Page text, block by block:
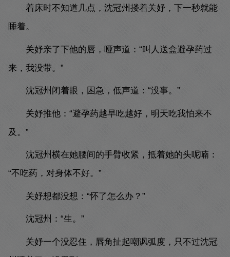
着床时不知道几点，沈冠州搂着关妤，下一秒就能
睡着。
关妤亲了下他的唇，哑声道：“叫人送盒避孕药过
来，我没带。”
沈冠州闭着眼，困急，低声道：“没事。”
关妤推他：“避孕药越早吃越好，明天吃我怕来不
及。”
沈冠州横在她腰间的手臂收紧，抵着她的头呢喃：
“不吃药，对身体不好。”
关妤想都没想：“怀了怎么办？”
沈冠州：“生。”
关妤一个没忍住，唇角扯起嘲讽弧度，只不过沈冠